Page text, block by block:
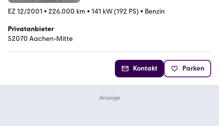
EZ 12/2001 • 226.000 km • 141 kW (192 PS) • Benzin
Privatanbieter
52070 Aachen-Mitte
Kontakt Parken